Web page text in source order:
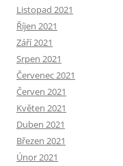
Listopad 2021
Říjen 2021
Září 2021
Srpen 2021
Červenec 2021
Červen 2021
Květen 2021
Duben 2021
Březen 2021
Únor 2021